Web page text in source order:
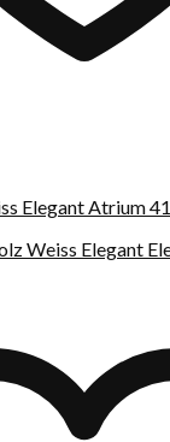
Elegant Atrium 41